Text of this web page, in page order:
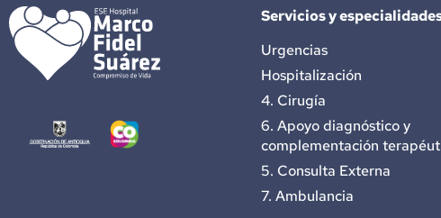
Servicios y
Urgencias
Hospitalización
4. Cirugía
6. Apoyo diagnóstico y
complementación
5. Consulta Externa
7. Ambulancia